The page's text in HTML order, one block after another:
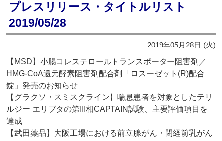
プレスリリース・タイトルリスト
2019/05/28
2019年05月28日 (火)
【MSD】小腸コレステロールトランスポーター阻害剤／
HMG-CoA還元酵素阻害剤配合剤「ロスーゼット(R)配合
錠」発売のお知らせ
【グラクソ・スミスクライン】喘息患者を対象としたテリ
ルジー エリプタの第III相CAPTAIN試験、主要評価項目を
達成
【武田薬品】大阪工場における前立腺がん・閉経前乳がん